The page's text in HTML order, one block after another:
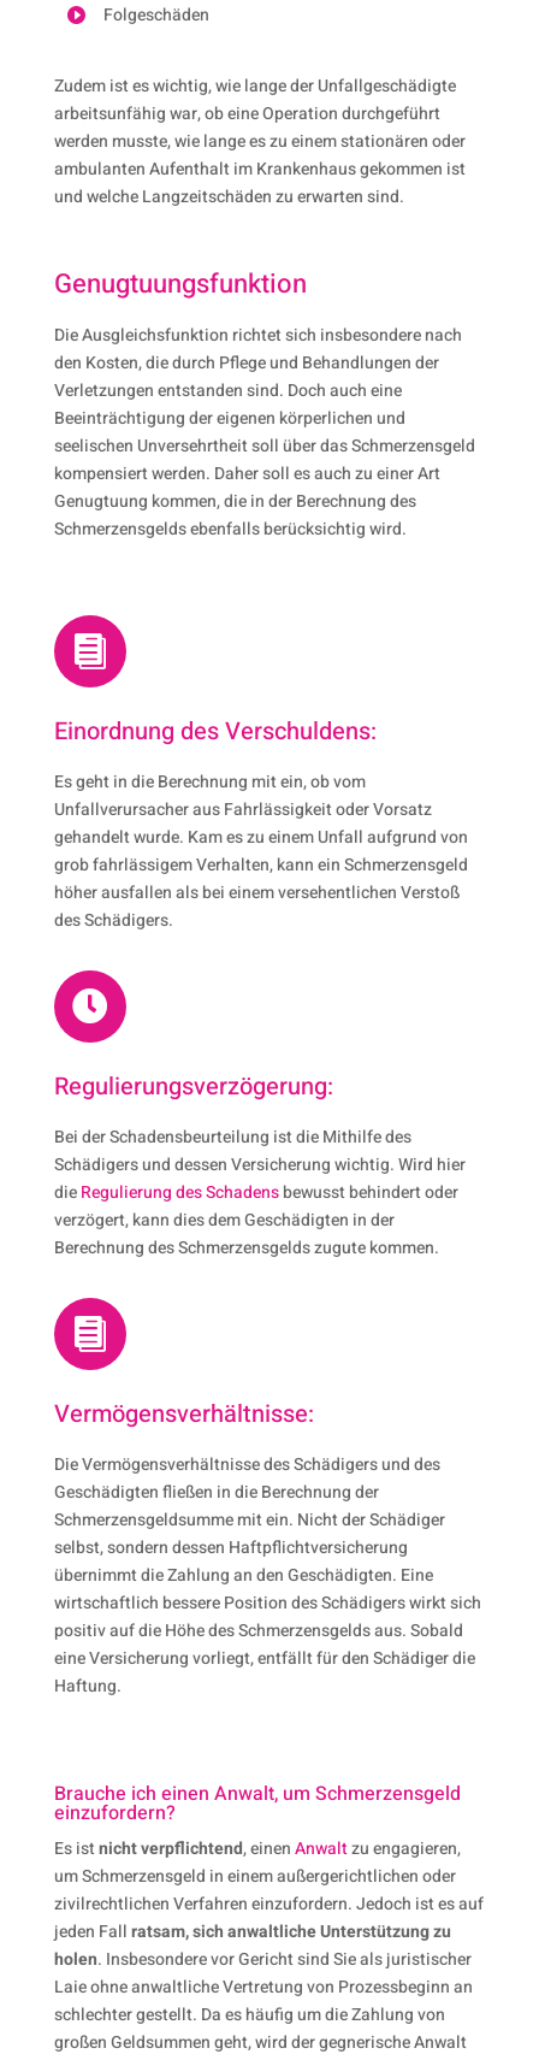
 Folgeschäden
Zudem ist es wichtig, wie lange der Unfallgeschädigte
arbeitsunfähig war, ob eine Operation durchgeführt
werden musste, wie lange es zu einem stationären oder
ambulanten Aufenthalt im Krankenhaus gekommen ist
und welche Langzeitschäden zu erwarten sind.
Genugtuungsfunktion
Die Ausgleichsfunktion richtet sich insbesondere nach
den Kosten, die durch Pflege und Behandlungen der
Verletzungen entstanden sind. Doch auch eine
Beeinträchtigung der eigenen körperlichen und
seelischen Unversehrtheit soll über das Schmerzensgeld
kompensiert werden. Daher soll es auch zu einer Art
Genugtuung kommen, die in der Berechnung des
Schmerzensgelds ebenfalls berücksichtig wird.

Einordnung des Verschuldens:
Es geht in die Berechnung mit ein, ob vom
Unfallverursacher aus Fahrlässigkeit oder Vorsatz
gehandelt wurde. Kam es zu einem Unfall aufgrund von
grob fahrlässigem Verhalten, kann ein Schmerzensgeld
höher ausfallen als bei einem versehentlichen Verstoß
des Schädigers.

Regulierungsverzögerung:
Bei der Schadensbeurteilung ist die Mithilfe des
Schädigers und dessen Versicherung wichtig. Wird hier
dieRegulierung des Schadensbewusst behindert oder
verzögert, kann dies dem Geschädigten in der
Berechnung des Schmerzensgelds zugute kommen.

Vermögensverhältnisse:
Die Vermögensverhältnisse des Schädigers und des
Geschädigten fließen in die Berechnung der
Schmerzensgeldsumme mit ein. Nicht der Schädiger
selbst, sondern dessen Haftpflichtversicherung
übernimmt die Zahlung an den Geschädigten. Eine
wirtschaftlich bessere Position des Schädigers wirkt sich
positiv auf die Höhe des Schmerzensgelds aus. Sobald
eine Versicherung vorliegt, entfällt für den Schädiger die
Haftung.
Brauche ich einen Anwalt, um Schmerzens­geld
ein­zu­fordern?
Es istnicht verpflichtend, einenAnwaltzu engagieren,
um Schmerzensgeld in einem außergerichtlichen oder
zivilrechtlichen Verfahren einzufordern. Jedoch ist es auf
jeden Fallratsam, sich anwaltliche Unterstützung zu
holen. Insbesondere vor Gericht sind Sie als juristischer
Laie ohne anwaltliche Vertretung von Prozessbeginn an
schlechter gestellt. Da es häufig um die Zahlung von
großen Geldsummen geht, wird der gegnerische Anwalt